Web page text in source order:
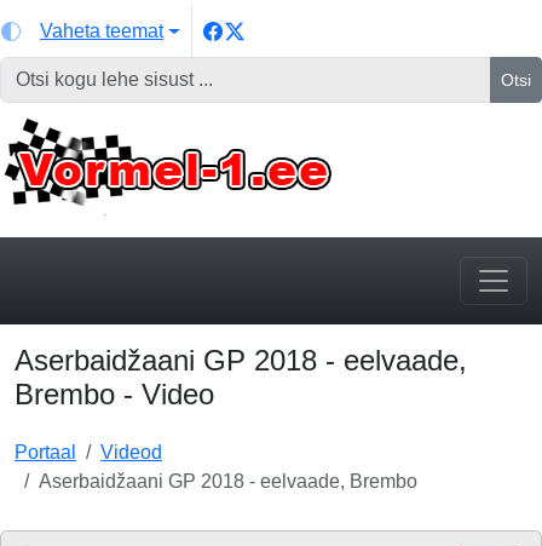
Vaheta teemat
Otsi
Aserbaidžaani GP 2018 - eelvaade,
Brembo - Video
Portaal
Videod
Aserbaidžaani GP 2018 - eelvaade, Brembo